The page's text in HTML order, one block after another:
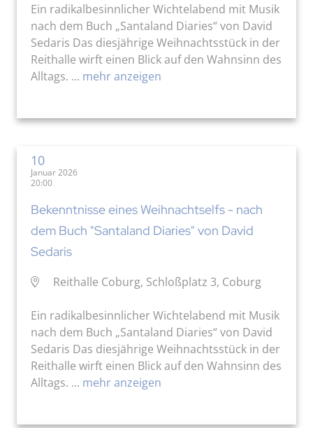
Ein radikalbesinnlicher Wichtelabend mit Musik
nach dem Buch „Santaland Diaries“ von David
Sedaris Das diesjährige Weihnachtsstück in der
Reithalle wirft einen Blick auf den Wahnsinn des
Alltags. ... mehr anzeigen
10
Januar 2026
20:00
Bekenntnisse eines Weihnachtselfs - nach
dem Buch "Santaland Diaries" von David
Sedaris
Reithalle Coburg, Schloßplatz 3, Coburg
Ein radikalbesinnlicher Wichtelabend mit Musik
nach dem Buch „Santaland Diaries“ von David
Sedaris Das diesjährige Weihnachtsstück in der
Reithalle wirft einen Blick auf den Wahnsinn des
Alltags. ... mehr anzeigen